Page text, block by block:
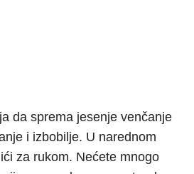
da sprema jesenje venčanje
i izbobilje. U narednom
za rukom. Nećete mnogo